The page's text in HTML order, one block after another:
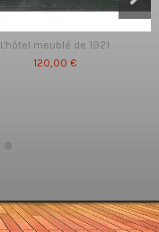
L'hôtel meublé de 1921
120,00 €